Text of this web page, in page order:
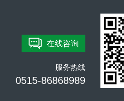
在线咨询
服务热线
0515-86868989